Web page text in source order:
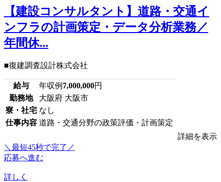
【建設コンサルタント】道路・交通イ
ンフラの計画策定・データ分析業務／
年間休...
■復建調査設計株式会社
給与 年収例 7,000,000円
勤務地
大阪府 大阪市
寮・社宅 なし
仕事内容 道路・交通分野の政策評価・計画策定
詳細を表示
＼最短45秒で完了／
応募へ進む
詳しく